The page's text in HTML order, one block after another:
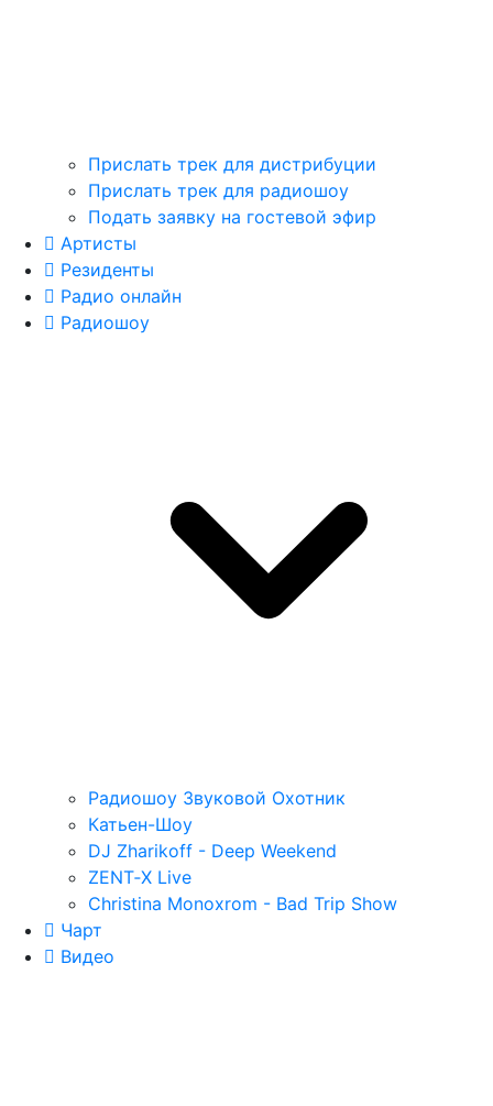
Прислать трек для дистрибуции
Прислать трек для радиошоу
Подать заявку на гостевой эфир
Артисты
Резиденты
Радио онлайн
Радиошоу
Радиошоу Звуковой Охотник
Катьен-Шоу
DJ Zharikoff - Deep Weekend
ZENT‑X Live
Christina Monoxrom - Bad Trip Show
Чарт
Видео